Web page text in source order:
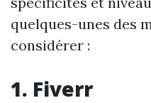
quelques-unes des
considérer :
1. Fiverr